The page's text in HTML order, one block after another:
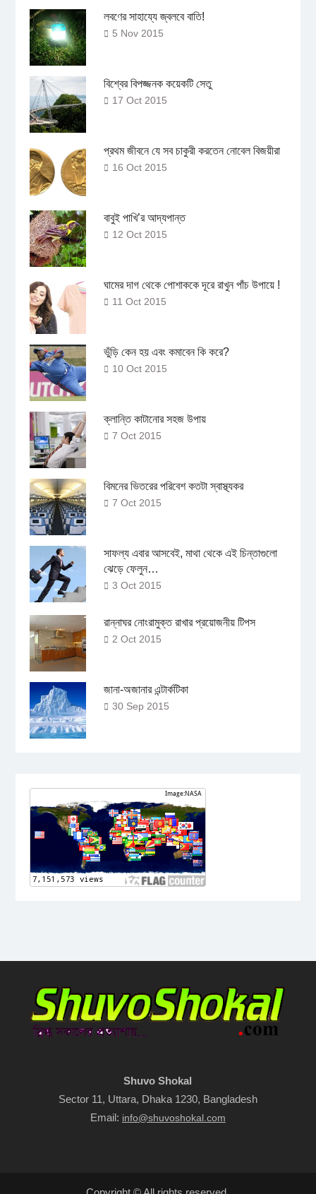
লবণের সাহায্যে জ্বলবে বাতি!
5 Nov 2015
বিশ্বের বিপজ্জনক কয়েকটি সেতু
17 Oct 2015
প্রথম জীবনে যে সব চাকুরী করতেন নোবেল বিজয়ীরা
16 Oct 2015
বাবুই পাখি’র আদ্যপান্ত
12 Oct 2015
ঘামের দাগ থেকে পোশাককে দূরে রাখুন পাঁচ উপায়ে !
11 Oct 2015
ভুঁড়ি কেন হয় এবং কমাবেন কি করে?
10 Oct 2015
ক্লান্তি কাটানোর সহজ উপায়
7 Oct 2015
বিমনের ভিতরের পরিবেশ কতটা স্বাস্থ্যকর
7 Oct 2015
সাফল্য এবার আসবেই, মাথা থেকে এই চিন্তাগুলো
ঝেড়ে ফেলুন…
3 Oct 2015
রান্নাঘর নোংরামুক্ত রাখার প্রয়োজনীয় টিপস
2 Oct 2015
জানা-অজানার এন্টার্কটিকা
30 Sep 2015
Shuvo Shokal
Sector 11, Uttara, Dhaka 1230, Bangladesh
Email: info@shuvoshokal.com